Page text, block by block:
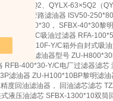
63×3Q2、QYLX-63×5Q2（
压力管路滤油器 ISV50-
SFX-160*30， SFBX-40*30黎
400*100C吸油过滤器 RFA-
1000×10F-Y/C箱外自封式吸油
滤油器型号 ZU-
400*30-Y/C电厂过滤器滤芯
滤油器 ZU-H100*10BP黎明滤
度回油滤油器， 回油滤芯滤芯
液压油滤芯 SFBX-1300*10双筒